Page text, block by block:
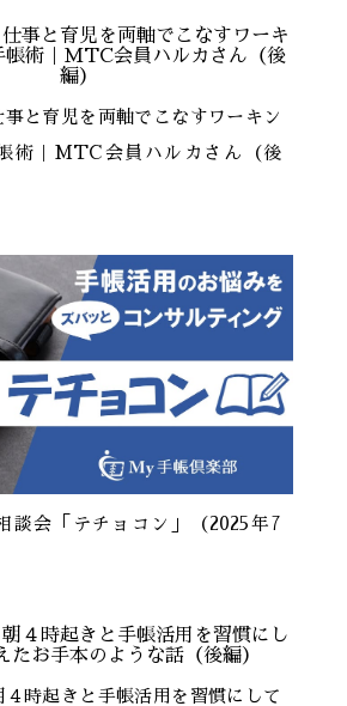
事と育児を両軸でこなすワーキン
術｜MTC会員ハルカさん（後
談会「テチョコン」（2025年7
４時起きと手帳活用を習慣にして